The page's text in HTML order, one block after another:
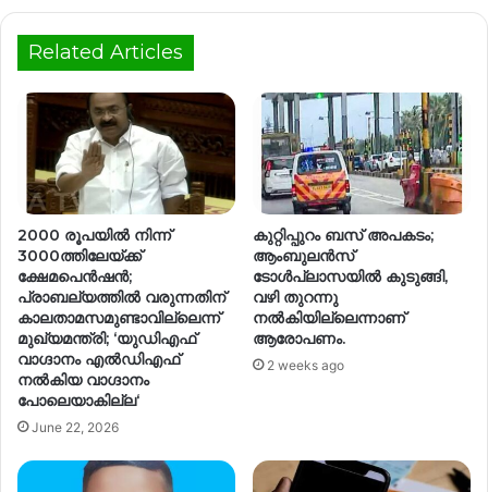
Related Articles
2000 രൂപയിൽ നിന്ന്
3000ത്തിലേയ്ക്ക്
ക്ഷേമപെൻഷൻ;
പ്രാബല്യത്തിൽ വരുന്നതിന്
കാലതാമസമുണ്ടാവില്ലെന്ന്
മുഖ്യമന്ത്രി; ‘യുഡിഎഫ്
വാഗ്ദാനം എൽഡിഎഫ്
നൽകിയ വാഗ്ദാനം
പോലെയാകില്ല‘
June 22, 2026
കുറ്റിപ്പുറം ബസ് അപകടം;
ആംബുലൻസ്
ടോൾപ്ലാസയിൽ കുടുങ്ങി,
വഴി തുറന്നു
നല്‍കിയില്ലെന്നാണ്
ആരോപണം.
2 weeks ago